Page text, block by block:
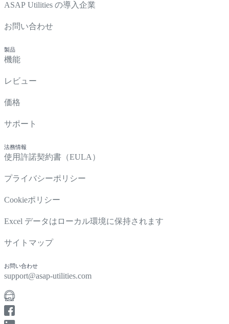
ASAP Utilities の導入企業
お問い合わせ
製品
機能
レビュー
価格
サポート
法務情報
使用許諾契約書（EULA）
プライバシーポリシー
Cookieポリシー
Excel データはローカル環境に保持されます
サイトマップ
お問い合わせ
support@asap-utilities.com